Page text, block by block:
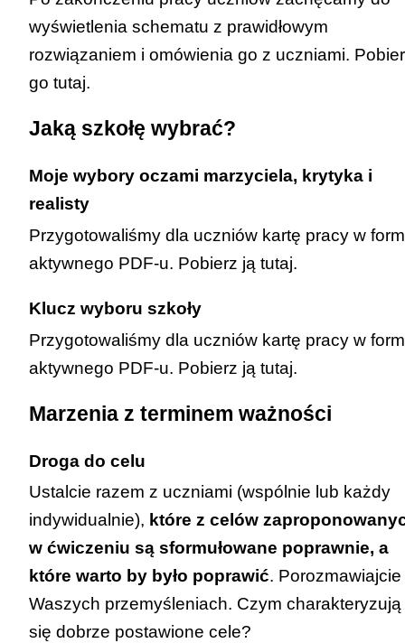
wyświetlenia schematu z prawidłowym
rozwiązaniem i omówienia go z uczniami.
go tutaj.
Jaką szkołę wybrać?
Moje wybory oczami marzyciela, krytyka i
realisty
Przygotowaliśmy dla uczniów kartę pracy w
aktywnego PDF-u. Pobierz ją tutaj.
Klucz wyboru szkoły
Przygotowaliśmy dla uczniów kartę pracy w
aktywnego PDF-u. Pobierz ją tutaj.
Marzenia z terminem ważności
Droga do celu
Ustalcie razem z uczniami (wspólnie lub każdy
indywidualnie), które z celów
w ćwiczeniu są sformułowane poprawnie, a
które warto by było poprawić. Porozmawiajcie
Waszych przemyśleniach. Czym charakteryzują
się dobrze postawione cele?